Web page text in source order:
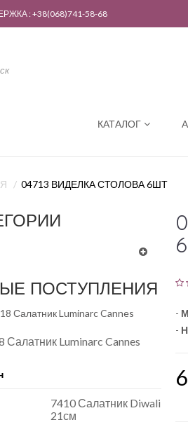
: +38(068)741-58-68
КАТАЛОГ
04713 ВИДЕЛКА СТОЛОВА 6ШТ
ПОСТУПЛЕНИЯ
Салатник Luminarc Cannes
7410 Салатник Diwali
21см
-
-